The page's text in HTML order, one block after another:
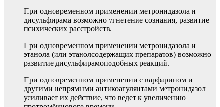
При одновременном применении метронидазола и
дисульфирама возможно угнетение сознания, развитие
психических расстройств.
При одновременном применении метронидазола и
этанола (или этанолсодержащих препаратов) возможно
развитие дисульфирамоподобных реакций.
При одновременном применении с варфарином и
другими непрямыми антикоагулянтами метронидазол
усиливает их действие, что ведет к увеличению